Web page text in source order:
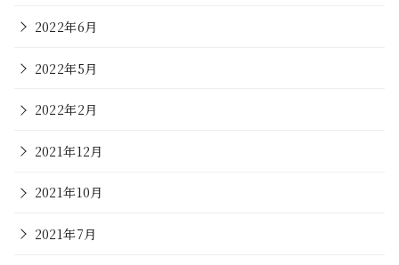
2022年6月
2022年5月
2022年2月
2021年12月
2021年10月
2021年7月